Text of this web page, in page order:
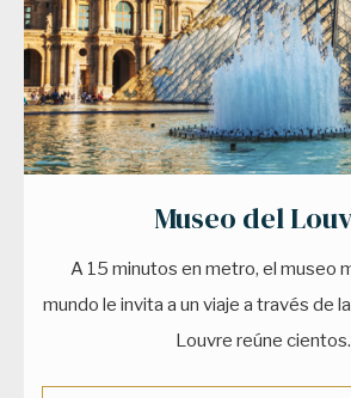
Museo del
A 15 minutos en metro, el museo
mundo le invita a un viaje a través de
Louvre reúne